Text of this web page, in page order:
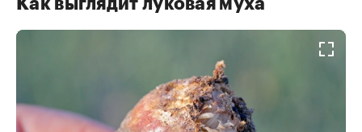
Как выглядит луковая муха